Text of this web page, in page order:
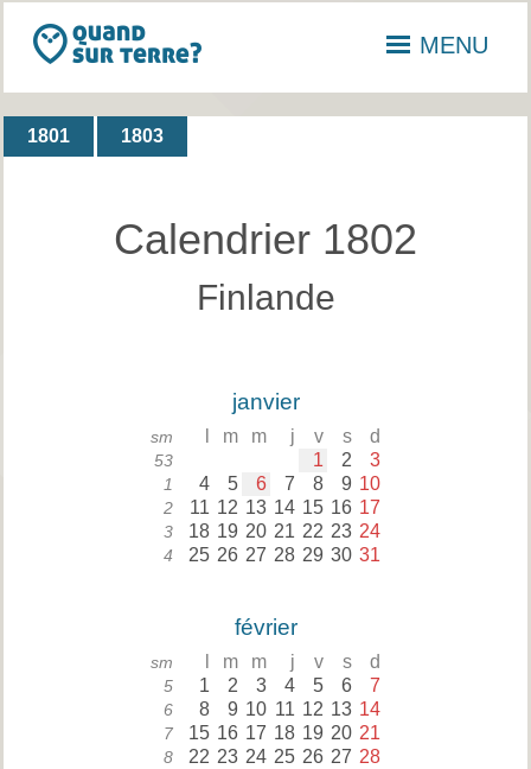
MENU
1801 1803
Calendrier 1802
Finlande
janvier
sm m m j v s d
53 1 2 3
1 4 5 6 7 8 9 10
2 11 12 13 14 15 16 17
3 18 19 20 21 22 23 24
4 25 26 27 28 29 30 31
février
sm m m j v s d
5 1 2 3 4 5 6 7
6 8 9 10 11 12 13 14
7 15 16 17 18 19 20 21
8 22 23 24 25 26 27 28